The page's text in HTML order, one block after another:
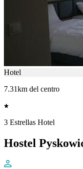
Hotel
7.31km del centro
3 Estrellas Hotel
Hostel